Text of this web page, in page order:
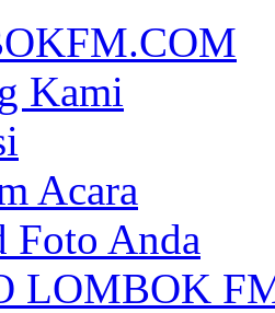
Kami
Acara
Foto Anda
LOMBOK